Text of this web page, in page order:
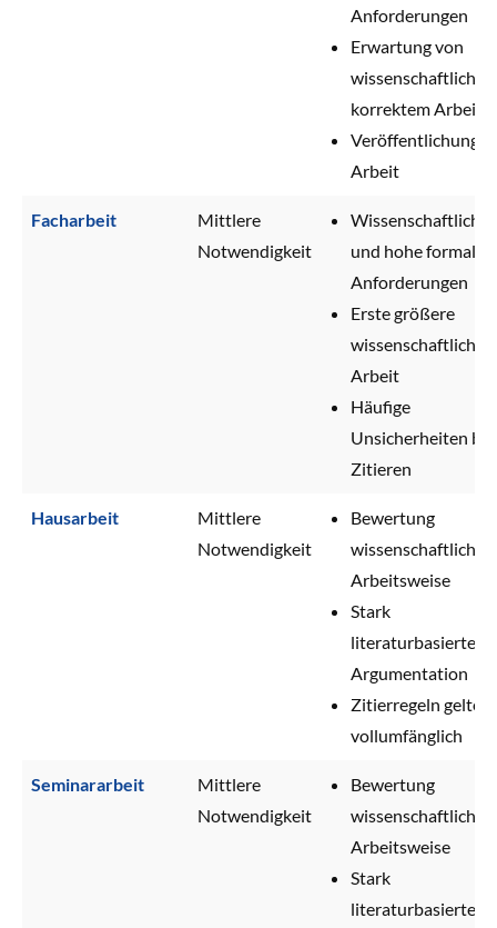
Anforderungen
Erwartung von
wissenschaftlich
korrektem
Veröffentlichung
Arbeit
Facharbeit
Mittlere
Notwendigkeit
Wissenschaftliche
und hohe formale
Anforderungen
Erste größere
wissenschaftliche
Arbeit
Häufige
Unsicherheiten
Zitieren
Hausarbeit
Mittlere
Notwendigkeit
Bewertung
wissenschaftlicher
Arbeitsweise
Stark
literaturbasierte
Argumentation
Zitierregeln gelten
vollumfänglich
Seminararbeit
Mittlere
Notwendigkeit
Bewertung
wissenschaftlicher
Arbeitsweise
Stark
literaturbasierte